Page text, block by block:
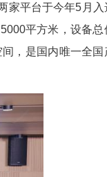
。
、激光收发、
汉大学为代